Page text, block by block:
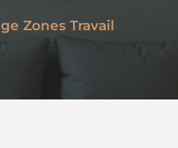
Zones Travail